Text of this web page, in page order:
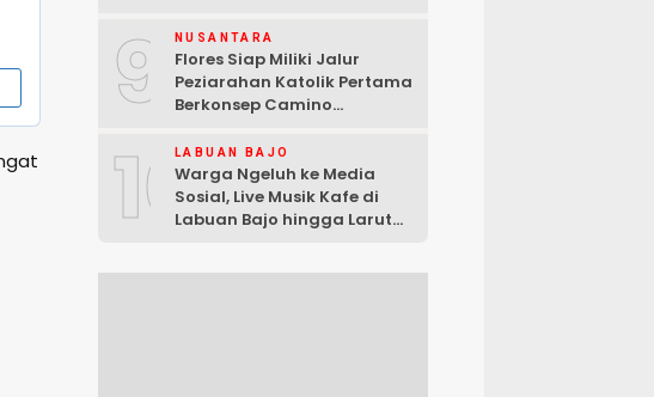
9 NUSANTARA
Flores Siap Miliki Jalur
Peziarahan Katolik Pertama
Berkonsep Camino
10LABUAN BAJO
Warga Ngeluh ke Media
Sosial, Live Musik Kafe di
Labuan Bajo hingga Larut